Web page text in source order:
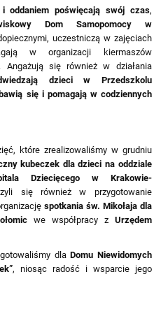
oddaniem poświęcają swój czas,
Dom Samopomocy w
uczestniczą w zajęciach
w organizacji kiermaszów
się również w działania
dzieci w Przedszkolu
się i pomagają w codziennych
które zrealizowaliśmy w grudniu
kubeczek dla dzieci na oddziale
Dziecięcego w Krakowie-
się również w przygotowanie
spotkania św. Mikołaja dla
we współpracy z Urzędem
dlaDomu Niewidomych
, niosąc radość i wsparcie jego